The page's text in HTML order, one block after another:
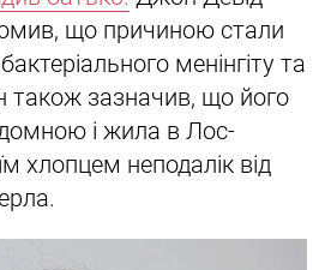
що причиною стали
менінгіту та
також зазначив, що його
і жила в Лос-
хлопцем неподалік від